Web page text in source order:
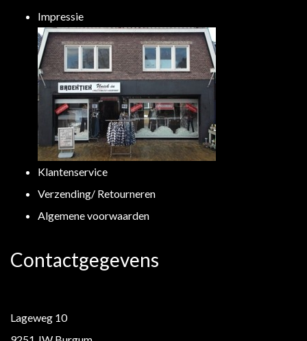
Impressie
Klantenservice
Verzending/ Retourneren
Algemene voorwaarden
Contactgegevens
Lageweg 10